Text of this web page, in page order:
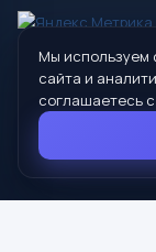
© 2026
Сухой Лог
624800,
8 (34373) 4-33-85
Мы используем
сайта и
соглашаетесь с